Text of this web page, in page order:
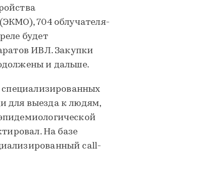
704 облучателя-
будет
ИВЛ. Закупки
и дальше.
специализированных
для выезда к людям,
На базе
call-